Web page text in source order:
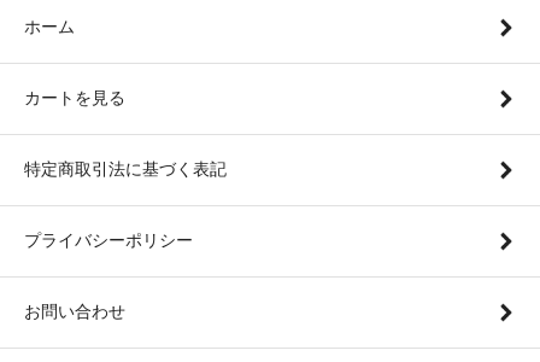
ホーム
カートを見る
特定商取引法に基づく表記
プライバシーポリシー
お問い合わせ